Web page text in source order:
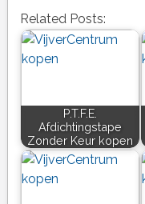
Related Posts:
P.T.F.E.
Afdichtingstape
Zonder Keur kopen